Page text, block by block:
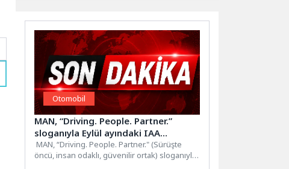
Otomobil
MAN, “Driving. People. Partner.”
sloganıyla Eylül ayındaki IAA
Transportation 2026’da
MAN, “Driving. People. Partner." (Sürüşte
öncü, insan odaklı, güvenilir ortak) sloganıyla